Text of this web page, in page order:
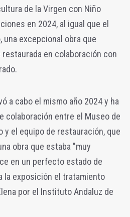
de la Virgen con Niño
en 2024, al igual que el
una excepcional obra que
en colaboración con
a cabo el mismo año 2024 y ha
colaboración entre el Museo de
y el equipo de restauración, que
obra que estaba "muy
en un perfecto estado de
la exposición el tratamiento
por el Instituto Andaluz de